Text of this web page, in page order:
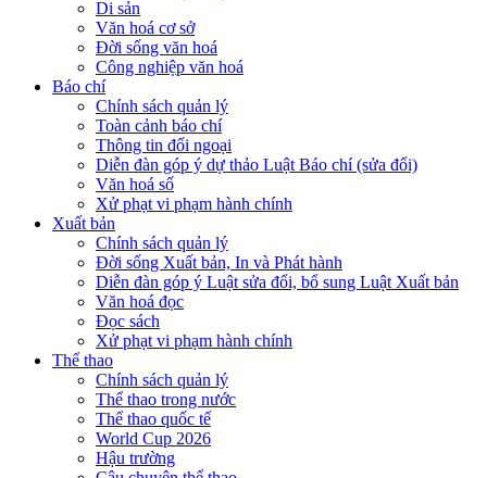
Di sản
Văn hoá cơ sở
Đời sống văn hoá
Công nghiệp văn hoá
Báo chí
Chính sách quản lý
Toàn cảnh báo chí
Thông tin đối ngoại
Diễn đàn góp ý dự thảo Luật Báo chí (sửa đổi)
Văn hoá số
Xử phạt vi phạm hành chính
Xuất bản
Chính sách quản lý
Đời sống Xuất bản, In và Phát hành
Diễn đàn góp ý Luật sửa đổi, bổ sung Luật Xuất bản
Văn hoá đọc
Đọc sách
Xử phạt vi phạm hành chính
Thể thao
Chính sách quản lý
Thể thao trong nước
Thể thao quốc tế
World Cup 2026
Hậu trường